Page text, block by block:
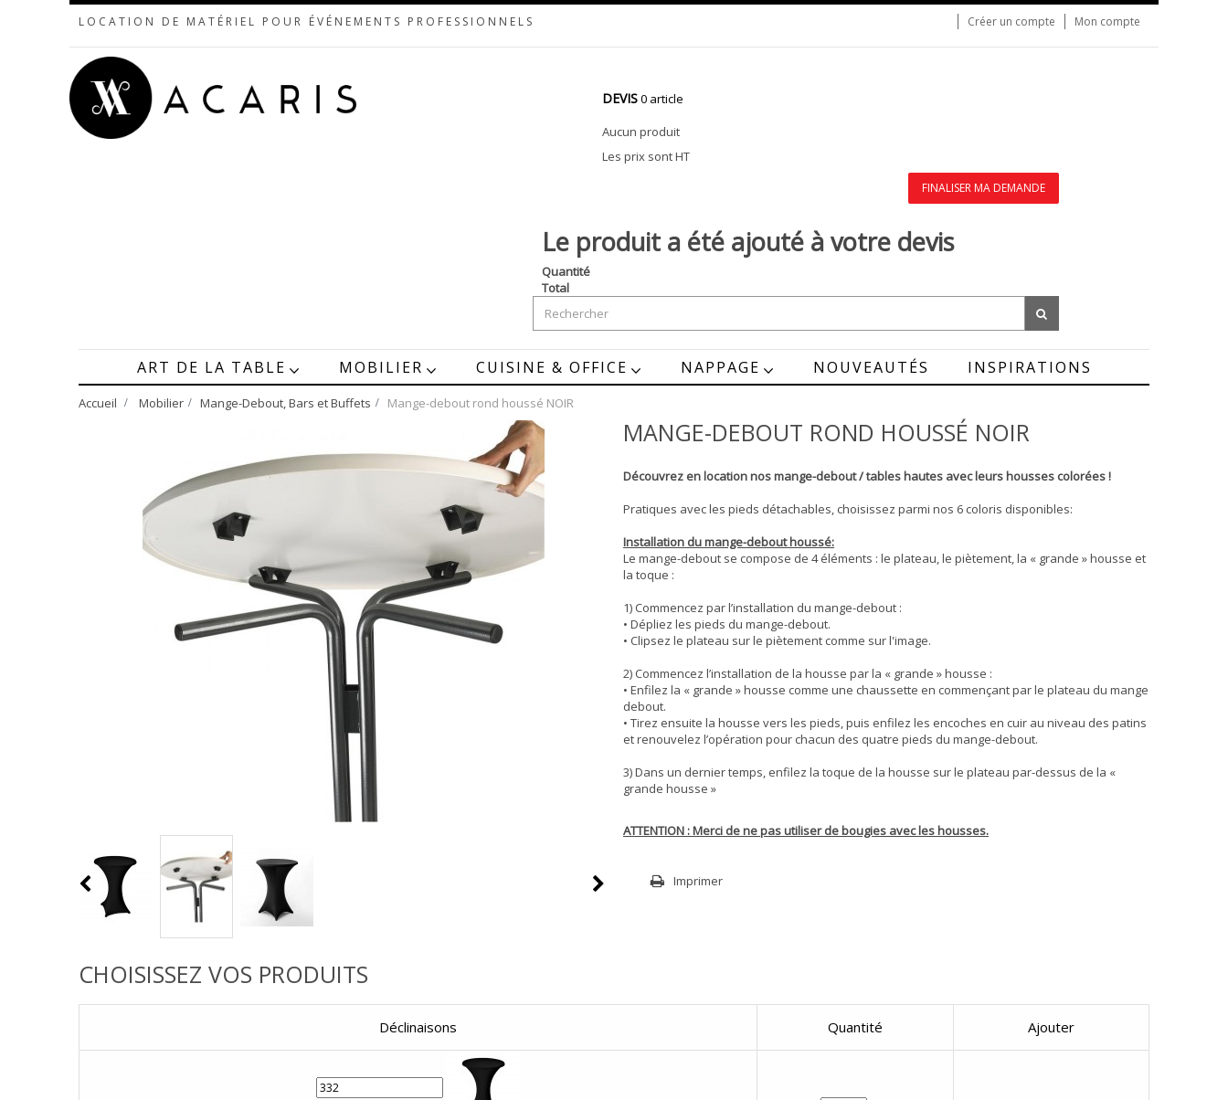
LOCATION DE MATÉRIEL POUR ÉVÉNEMENTS PROFESSIONNELS Créer un compte Mon compte
DEVIS0 article
Aucun produit
Les prix sont HT
FINALISER MA DEMANDE
Le produit a été ajouté à votre devis
Quantité
Total
ART DE LA TABLE MOBILIER CUISINE & OFFICE NAPPAGE NOUVEAUTÉS INSPIRATIONS
Accueil > Mobilier > Mange-Debout, Bars et Buffets > Mange-debout rond houssé NOIR
MANGE-DEBOUT ROND HOUSSÉ NOIR
Découvrez en location nos mange-debout / tables hautes avec leurs housses colorées !
Pratiques avec les pieds détachables, choisissez parmi nos 6 coloris disponibles:
Installation du mange-debout houssé:
Le mange-debout se compose de 4 éléments : le plateau, le piètement, la « grande » housse et
la toque :
1) Commencez par l’installation du mange-debout :
• Dépliez les pieds du mange-debout.
• Clipsez le plateau sur le piètement comme sur l'image.
2) Commencez l’installation de la housse par la « grande » housse :
• Enfilez la « grande » housse comme une chaussette en commençant par le plateau du mange
debout.
• Tirez ensuite la housse vers les pieds, puis enfilez les encoches en cuir au niveau des patins
et renouvelez l’opération pour chacun des quatre pieds du mange-debout.
3) Dans un dernier temps, enfilez la toque de la housse sur le plateau par-dessus de la «
grande housse »
ATTENTION : Merci de ne pas utiliser de bougies avec les housses.
Imprimer
CHOISISSEZ VOS PRODUITS
Déclinaisons Quantité Ajouter